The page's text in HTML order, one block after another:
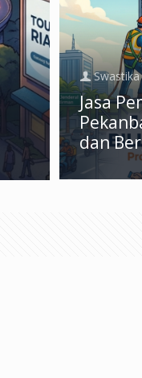
Jasa
dan